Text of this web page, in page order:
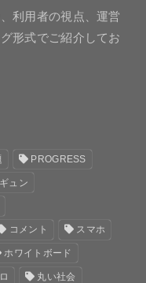
利用者の視点、運営
形式でご紹介してお
PROGRESS
ュン
コメント スマホ
ホワイトボード
丸い社会